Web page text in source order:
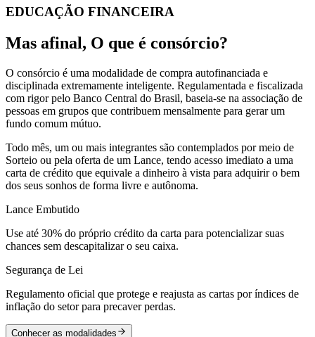
EDUCAÇÃO FINANCEIRA
Mas afinal, O que é consórcio?
O consórcio é uma modalidade de compra autofinanciada e
disciplinada extremamente inteligente. Regulamentada e fiscalizada
com rigor pelo Banco Central do Brasil, baseia-se na associação de
pessoas em grupos que contribuem mensalmente para gerar um
fundo comum mútuo.
Todo mês, um ou mais integrantes são contemplados por meio de
Sorteio ou pela oferta de um Lance, tendo acesso imediato a uma
carta de crédito que equivale a dinheiro à vista para adquirir o bem
dos seus sonhos de forma livre e autônoma.
Lance Embutido
Use até 30% do próprio crédito da carta para potencializar suas
chances sem descapitalizar o seu caixa.
Segurança de Lei
Regulamento oficial que protege e reajusta as cartas por índices de
inflação do setor para precaver perdas.
Conhecer as modalidades